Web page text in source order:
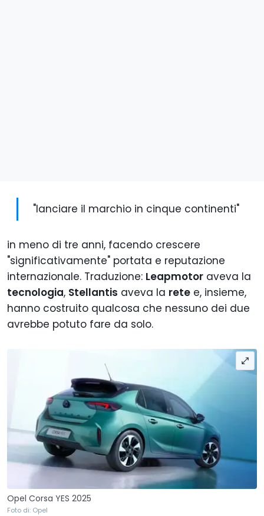
"lanciare il marchio in cinque continenti"
in meno di tre anni, facendo crescere
"significativamente" portata e reputazione
internazionale. Traduzione: Leapmotor aveva la
tecnologia, Stellantis aveva la rete e, insieme,
hanno costruito qualcosa che nessuno dei due
avrebbe potuto fare da solo.
Opel Corsa YES 2025
Foto di: Opel